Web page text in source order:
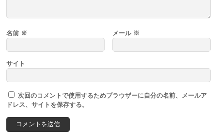
名前 ※ メール ※
サイト
次回のコメントで使用するためブラウザーに自分の名前、メールア
ドレス、サイトを保存する。